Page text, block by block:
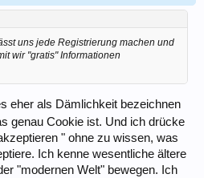
uns jede Registrierung machen und
wir "gratis" Informationen
eher als Dämlichkeit bezeichnen
genau Cookie ist. Und ich drücke
" ohne zu wissen, was
Ich kenne wesentliche ältere
"modernen Welt" bewegen. Ich